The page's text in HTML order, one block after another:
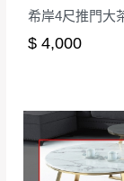
遇百貨周年
無回收家
有商
▪️訂單成立
▪️
日內若
予保留(訂單
▪️無回收家具
$ 4,000